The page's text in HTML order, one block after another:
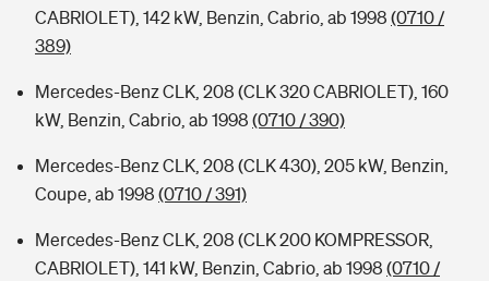
CABRIOLET), 142 kW, Benzin, Cabrio, ab 1998 (0710 /
389)
Mercedes-Benz CLK, 208 (CLK 320 CABRIOLET), 160
kW, Benzin, Cabrio, ab 1998 (0710 / 390)
Mercedes-Benz CLK, 208 (CLK 430), 205 kW, Benzin,
Coupe, ab 1998 (0710 / 391)
Mercedes-Benz CLK, 208 (CLK 200 KOMPRESSOR,
CABRIOLET), 141 kW, Benzin, Cabrio, ab 1998 (0710 /